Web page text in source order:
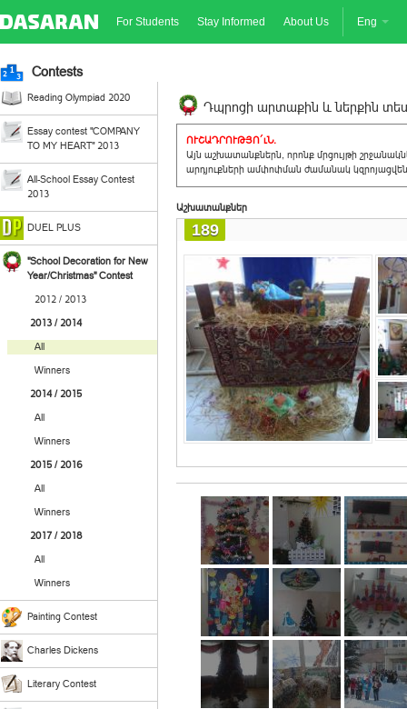
For Students Stay Informed About Us Eng
Contests
Reading Olympiad 2020
Essay contest "COMPANY
TO MY HEART" 2013
All-School Essay Contest
2013
DUEL PLUS
"School Decoration for New
Year/Christmas" Contest
2012 / 2013
2013 / 2014
All
Winners
2014 / 2015
All
Winners
2015 / 2016
All
Winners
2017 / 2018
All
Winners
Painting Contest
Charles Dickens
Literary Contest
Դպրոցի արտաքին և ներքին
ՈՒՇԱԴՐՈՒԹՅՈ´ւՆ.
Այն աշխատանքներն, որոնք մրցույթի
արդյուքների ամփոփման ժամանակ
Աշխատանքներ
189